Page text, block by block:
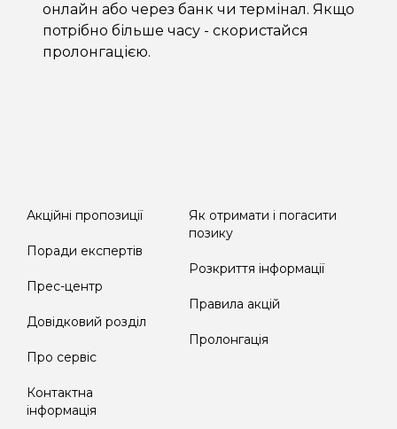
онлайн або через банк чи термінал. Якщо
потрібно більше часу - скористайся
пролонгацією.
Акційні пропозиції
Поради експертів
Прес-центр
Довідковий розділ
Про сервіс
Контактна
інформація
Як отримати і погасити
позику
Розкриття інформації
Правила акцій
Пролонгація